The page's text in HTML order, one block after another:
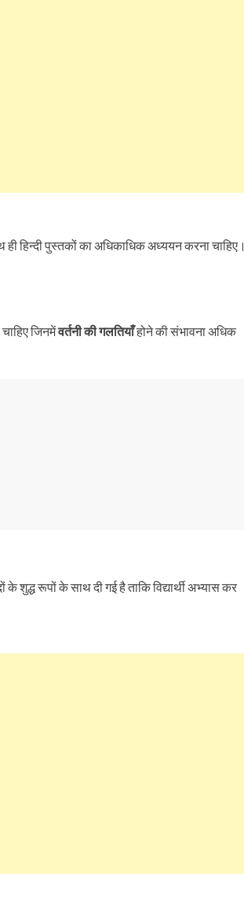
हिन्दी पुस्तकों का अधिकाधिक अध्ययन करना चाहिए।
जिनमेंवर्तनी की गलतियाँहोने की संभावना अधिक
शुद्ध रूपों के साथ दी गई है ताकि विद्यार्थी अभ्यास कर